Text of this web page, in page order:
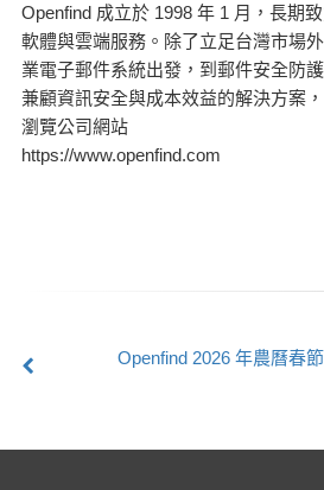
Openfind 成立於 1998 年 1 月，長期
軟體與雲端服務。除了立足台灣市場
業電子郵件系統出發，到郵件安全防
兼顧資訊安全與成本效益的解決方案
瀏覽公司網站
https://www.openfind.com
Openfind 2026 年農曆春